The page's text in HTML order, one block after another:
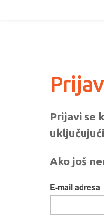
Prijavi se
Ako još
E-mail adresa